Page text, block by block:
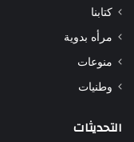
كتابنا
مرأه بدوية
منوعات
وطنيات
التحديثات